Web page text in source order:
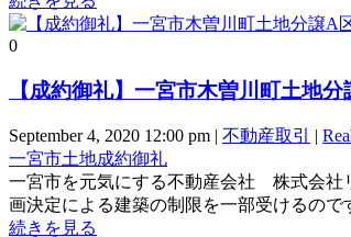
0
【成約御礼】一宮市木曽川町土地
September 4, 2020 12:00 pm | 不動産取引 |
一宮市土地成約御礼
一宮市を元気にする不動産会社 株式会社
画決定による建築の制限を一部受けるので
続きを見る